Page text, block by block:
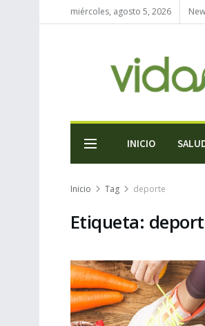
miércoles, agosto 5, 2026
INICIO
Inicio Tag deporte
Etiqueta: